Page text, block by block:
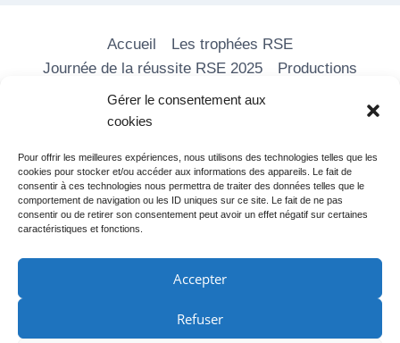
Gérer le consentement aux
cookies
Pour offrir les meilleures expériences, nous utilisons des technologies telles que les
cookies pour stocker et/ou accéder aux informations des appareils. Le fait de
consentir à ces technologies nous permettra de traiter des données telles que le
comportement de navigation ou les ID uniques sur ce site. Le fait de ne pas
consentir ou de retirer son consentement peut avoir un effet négatif sur certaines
caractéristiques et fonctions.
Accepter
Refuser
Accueil
Les trophées RSE
Journée de la réussite RSE 2025
Productions
Les formations
Nos vidéos
Adhérer
Mentions légales